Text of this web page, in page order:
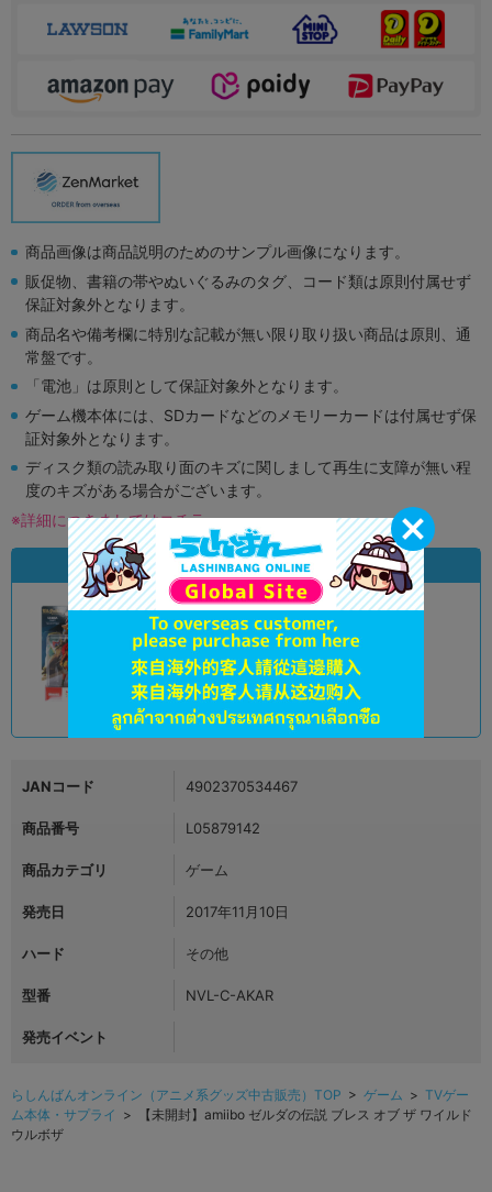
商品画像は商品説明のためのサンプル画像になります。
販促物、書籍の帯やぬいぐるみのタグ、コード類は原則付属せず
保証対象外となります。
商品名や備考欄に特別な記載が無い限り取り扱い商品は原則、通
常盤です。
「電池」は原則として保証対象外となります。
ゲーム機本体には、SDカードなどのメモリーカードは付属せず保
証対象外となります。
ディスク類の読み取り面のキズに関しまして再生に支障が無い程
度のキズがある場合がございます。
※詳細につきましてはコチラ
状態違いの同一商品
状態 : A
オンライン
品切状態 1,190円 税込
JANコード 4902370534467
商品番号 L05879142
商品カテゴリ ゲーム
発売日 2017年11月10日
ハード その他
型番 NVL-C-AKAR
発売イベント
らしんばんオンライン（アニメ系グッズ中古販売）TOP > ゲーム > TVゲー
ム本体・サプライ > 【未開封】amiibo ゼルダの伝説 ブレス オブ ザ ワイルド
ウルボザ